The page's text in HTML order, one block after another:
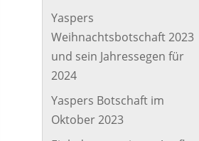
Yaspers
Weihnachtsbotschaft 2023
und sein Jahressegen für
2024
Yaspers Botschaft im
Oktober 2023